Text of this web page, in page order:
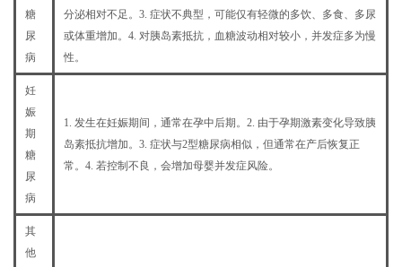
糖
尿
病
分泌相对不足。3. 症状不典型，可能仅有轻微的多饮、多食、多尿
或体重增加。4. 对胰岛素抵抗，血糖波动相对较小，并发症多为慢
性。
妊
娠
期
糖
尿
病
1. 发生在妊娠期间，通常在孕中后期。2. 由于孕期激素变化导致胰
岛素抵抗增加。3. 症状与2型糖尿病相似，但通常在产后恢复正
常。4. 若控制不良，会增加母婴并发症风险。
其
他